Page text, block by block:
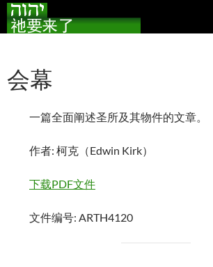
搜
索跳
文
会幕
一篇全面阐述圣所及其物件的文章。
作者: 柯克（Edwin Kirk）
下载PDF文件
文件编号: ARTH4120